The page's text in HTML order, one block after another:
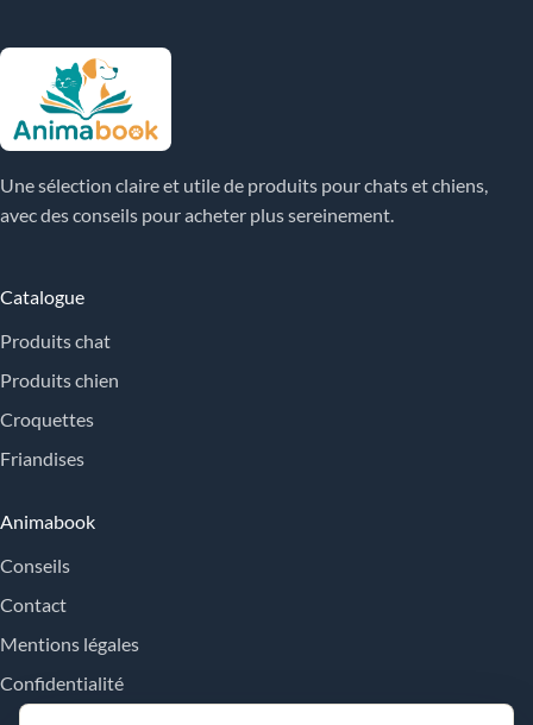
Une sélection claire et utile de produits pour chats et chiens,
avec des conseils pour acheter plus sereinement.
Catalogue
Produits chat
Produits chien
Croquettes
Friandises
Animabook
Conseils
Contact
Mentions légales
Confidentialité